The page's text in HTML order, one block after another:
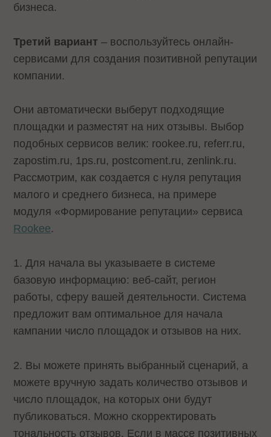
бизнеса.
Третий вариант – воспользуйтесь онлайн-
сервисами для создания позитивной репутации
компании.
Они автоматически выберут подходящие
площадки и разместят на них отзывы. Выбор
подобных сервисов велик: rookee.ru, referr.ru,
zapostim.ru, 1ps.ru, postcoment.ru, zenlink.ru.
Рассмотрим, как создается с нуля репутация
малого и среднего бизнеса, на примере
модуля «Формирование репутации» сервиса
Rookee.
1. Для начала вы указываете в системе
базовую информацию: веб-сайт, регион
работы, сферу вашей деятельности. Система
предложит вам оптимальное для начала
кампании число площадок и отзывов на них.
2. Вы можете принять выбранный сценарий, а
можете вручную задать количество отзывов и
число площадок, на которых они будут
публиковаться. Можно скорректировать
тональность отзывов. Если в массе позитивных